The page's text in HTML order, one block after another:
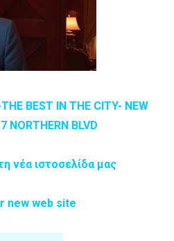
BEST IN THE CITY- NEW
NORTHERN BLVD
νέα ιστοσελίδα μας
new web site